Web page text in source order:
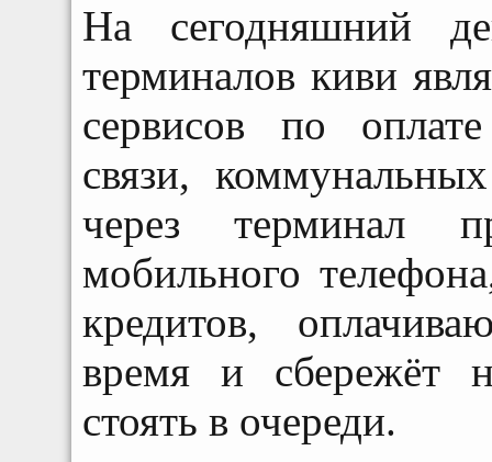
На сегодняшний
терминалов киви
сервисов по
связи,
через терминал
мобильного
кредитов,
время и сбережёт
стоять в очереди.